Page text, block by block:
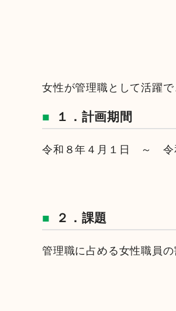
女性が管理職として活躍
１．計画期間
令和８年４月１日 ～ 令
２．課題
管理職に占める女性職員